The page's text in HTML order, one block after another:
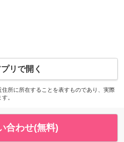
リで開く
所に所在することを表すものであり、実際
。
合わせ(無料)